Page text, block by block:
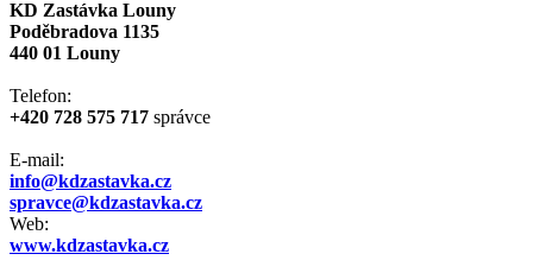
KD Zastávka Louny
Poděbradova 1135
440 01 Louny
Telefon:
+420 728 575 717 správce
E-mail:
info@kdzastavka.cz
spravce@kdzastavka.cz
Web:
www.kdzastavka.cz